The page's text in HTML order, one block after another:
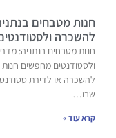
חנות מטבחים
להשכרה
חנות מטבחים בנתניה:
ולסטודנטים מחפשים חנות
להשכרה או לדירת
שבו…
קרא עוד »